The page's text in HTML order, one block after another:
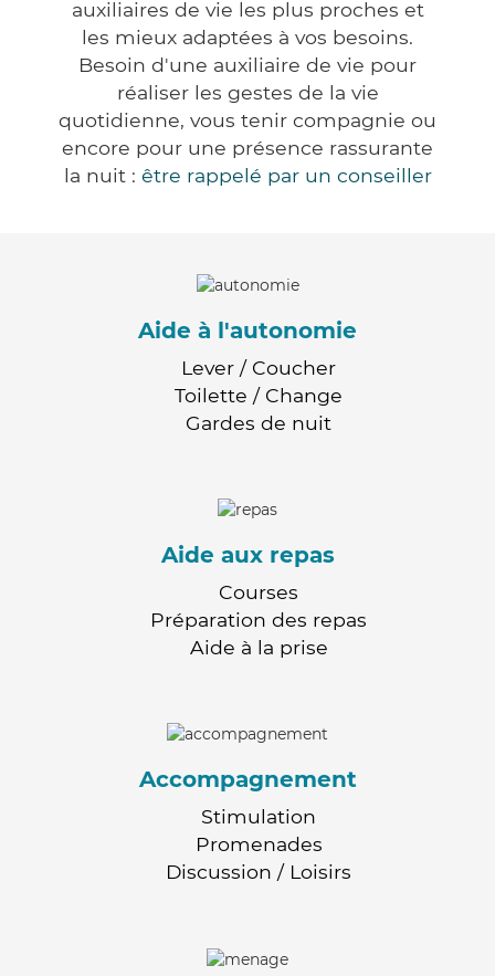
auxiliaires de vie les plus proches et
les mieux adaptées à vos besoins.
Besoin d'une auxiliaire de vie pour
réaliser les gestes de la vie
quotidienne, vous tenir compagnie ou
encore pour une présence rassurante
la nuit : être rappelé par un conseiller
Aide à l'autonomie
Lever / Coucher
Toilette / Change
Gardes de nuit
Aide aux repas
Courses
Préparation des repas
Aide à la prise
Accompagnement
Stimulation
Promenades
Discussion / Loisirs